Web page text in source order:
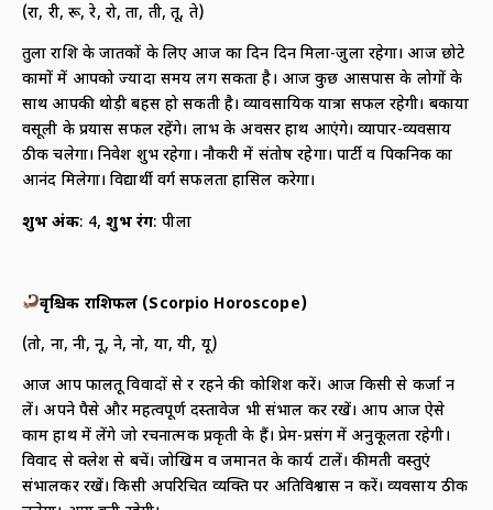
(रा, री, रू, रे, रो, ता, ती, तू, ते)
तुला राशि के जातकों के लिए आज का दिन दिन मिला-जुला रहेगा। आज छोटे
कामों में आपको ज्यादा समय लग सकता है। आज कुछ आसपास के लोगों के
साथ आपकी थोड़ी बहस हो सकती है। व्यावसायिक यात्रा सफल रहेगी। बकाया
वसूली के प्रयास सफल रहेंगे। लाभ के अवसर हाथ आएंगे। व्यापार-व्यवसाय
ठीक चलेगा। निवेश शुभ रहेगा। नौकरी में संतोष रहेगा। पार्टी व पि‍कनिक का
आनंद मिलेगा। विद्यार्थी वर्ग सफलता हासिल करेगा।
शुभ अंक: 4,शुभ रंग: पीला
वृश्चिक राशिफल (Scorpio Horoscope)
(तो, ना, नी, नू, ने, नो, या, यी, यू)
आज आप फालतू विवादों से दूर रहने की कोशिश करें। आज किसी से कर्जा न
लें। अपने पैसे और महत्वपूर्ण दस्तावेज भी संभाल कर रखें। आप आज ऐसे
काम हाथ में लेंगे जो रचनात्मक प्रकृती के हैं। प्रेम-प्रसंग में अनुकूलता रहेगी।
विवाद से क्लेश से बचें। जोखिम व जमानत के कार्य टालें। कीमती वस्तुएं
संभालकर रखें। किसी अपरिचित व्यक्ति पर अतिविश्वास न करें। व्यवसाय ठीक